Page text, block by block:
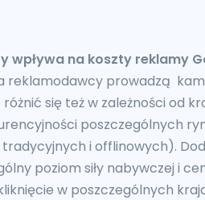
wpływa na koszty reklamy
reklamodawcy prowadzą
się też w zależności od
poszczególnych
i offlinowych).
poziom siły nabywczej i
w poszczególnych